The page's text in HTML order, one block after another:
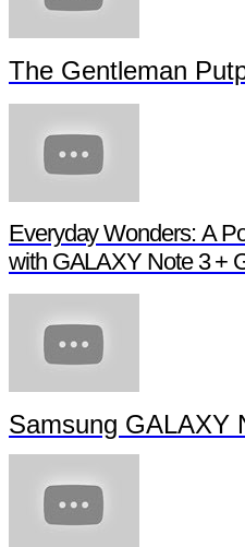
The Gentleman
Everyday Wonders: A
with GALAXY Note 3 +
Samsung GALAXY